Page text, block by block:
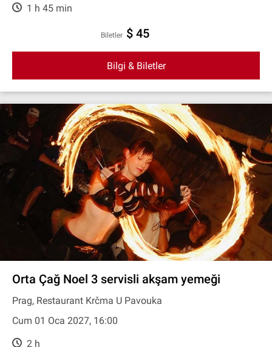
1 h 45 min
Biletler $ 45
Bilgi & Biletler
Orta Çağ Noel 3 servisli akşam yemeği
Prag, Restaurant Krčma U Pavouka
Cum 01 Oca 2027, 16:00
2 h